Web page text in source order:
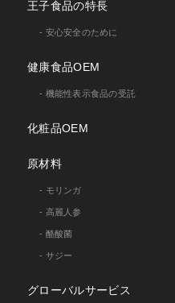
王子食品の特長
- 安心安全のために
健康食品OEM
- 機能性表示食品の受託
化粧品OEM
原材料
- モリンガ
- 高麗人参
- 酪酸菌
- サジー
グローバルサービス